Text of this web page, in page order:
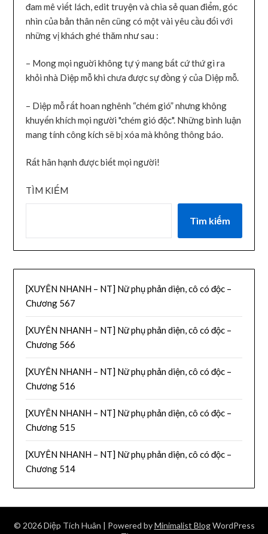
đam mê viết lách, edit truyện và chia sẻ quan điểm, góc
nhìn của bản thân nên cũng có một vài yêu cầu đối với
những vị khách ghé thăm như sau :
– Mong mọi nguời không tự ý mang bất cứ thứ gì ra
khỏi nhà Diệp mỗ khi chưa được sự đồng ý của Diệp mỗ.
– Diệp mỗ rất hoan nghênh “chém gió” nhưng không
khuyến khích mọi người "chém gió độc". Những bình luận
mang tính công kích sẽ bị xóa mà không thông báo.
Rất hân hạnh được biết mọi người!
TÌM KIẾM
Tìm kiếm
[XUYÊN NHANH – NT] Nữ phụ phản diện, cô có độc –
Chương 567
[XUYÊN NHANH – NT] Nữ phụ phản diện, cô có độc –
Chương 566
[XUYÊN NHANH – NT] Nữ phụ phản diện, cô có độc –
Chương 516
[XUYÊN NHANH – NT] Nữ phụ phản diện, cô có độc –
Chương 515
[XUYÊN NHANH – NT] Nữ phụ phản diện, cô có độc –
Chương 514
© 2026 Diệp Tích Huân | Powered byMinimalist BlogWordPress